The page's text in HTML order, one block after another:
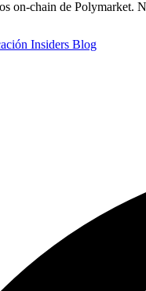
Insiders Blog
on-chain de Polymarket.